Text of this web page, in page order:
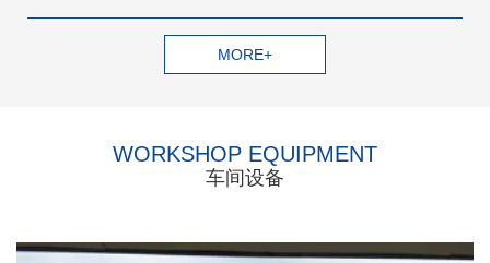
MORE+
WORKSHOP EQUIPMENT
车间设备